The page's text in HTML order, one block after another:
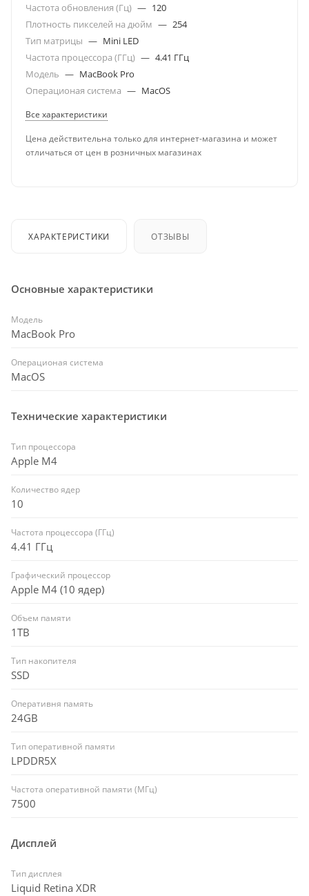
Частота обновления (Гц) — 120
Плотность пикселей на дюйм — 254
Тип матрицы — Mini LED
Частота процессора (ГГц) — 4.41 ГГц
Модель — MacBook Pro
Операционая система — MacOS
Все характеристики
Цена действительна только для интернет-магазина и может
отличаться от цен в розничных магазинах
ХАРАКТЕРИСТИКИ ОТЗЫВЫ
Основные характеристики
Модель
MacBook Pro
Операционая система
MacOS
Технические характеристики
Тип процессора
Apple M4
Количество ядер
10
Частота процессора (ГГц)
4.41 ГГц
Графический процессор
Apple M4 (10 ядер)
Объем памяти
1TB
Тип накопителя
SSD
Оперативня память
24GB
Тип оперативной памяти
LPDDR5X
Частота оперативной памяти (МГц)
7500
Дисплей
Тип дисплея
Liquid Retina XDR